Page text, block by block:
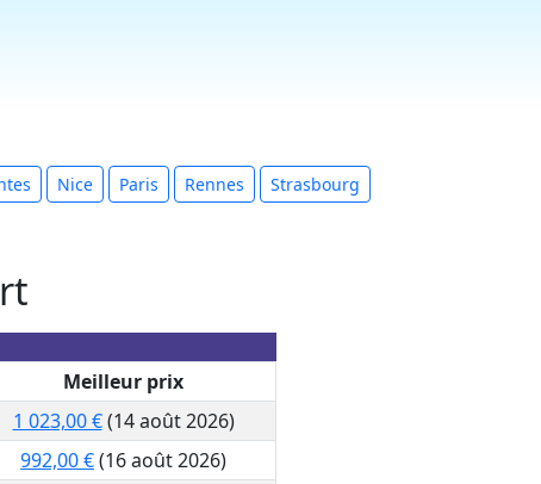
Nice Paris Rennes
Strasbourg
Meilleur prix
1 023,00 €(14 août 2026)
992,00 €(16 août 2026)